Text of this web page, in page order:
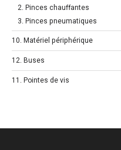
2. Pinces chauffantes
3. Pinces pneumatiques
10. Matériel périphérique
12. Buses
11. Pointes de vis